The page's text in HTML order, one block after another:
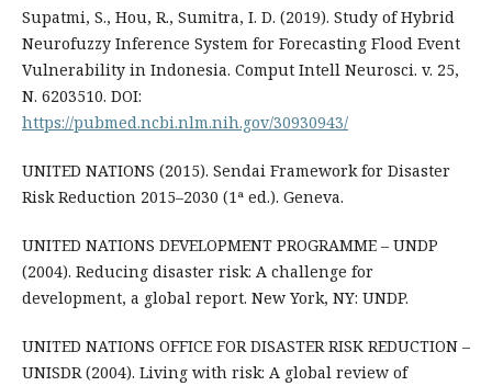
Supatmi, S., Hou, R., Sumitra, I. D. (2019). Study of Hybrid
Neurofuzzy Inference System for Forecasting Flood Event
Vulnerability in Indonesia. Comput Intell Neurosci. v. 25,
N. 6203510. DOI:
https://pubmed.ncbi.nlm.nih.gov/30930943/
UNITED NATIONS (2015). Sendai Framework for Disaster
Risk Reduction 2015–2030 (1ª ed.). Geneva.
UNITED NATIONS DEVELOPMENT PROGRAMME – UNDP
(2004). Reducing disaster risk: A challenge for
development, a global report. New York, NY: UNDP.
UNITED NATIONS OFFICE FOR DISASTER RISK REDUCTION –
UNISDR (2004). Living with risk: A global review of